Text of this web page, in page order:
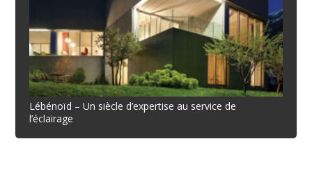
Lébénoïd – Un siècle d’expertise au service de
l’éclairage